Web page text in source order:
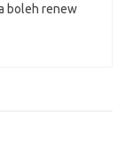
boleh renew